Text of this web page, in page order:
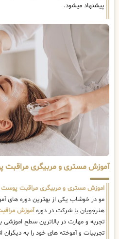
پیشنهاد میشود.
آموزش مستری و مربیگری
اموزش مستری و مربیگری مراقبت پوست
مو در خوشاب یکی از بهترین دوره های
هنرجویان با شرکت در دورهآموزش
تجربه و مهارت در بالاترین سطح اموزشی
تجربیات و آموخته های خود را به